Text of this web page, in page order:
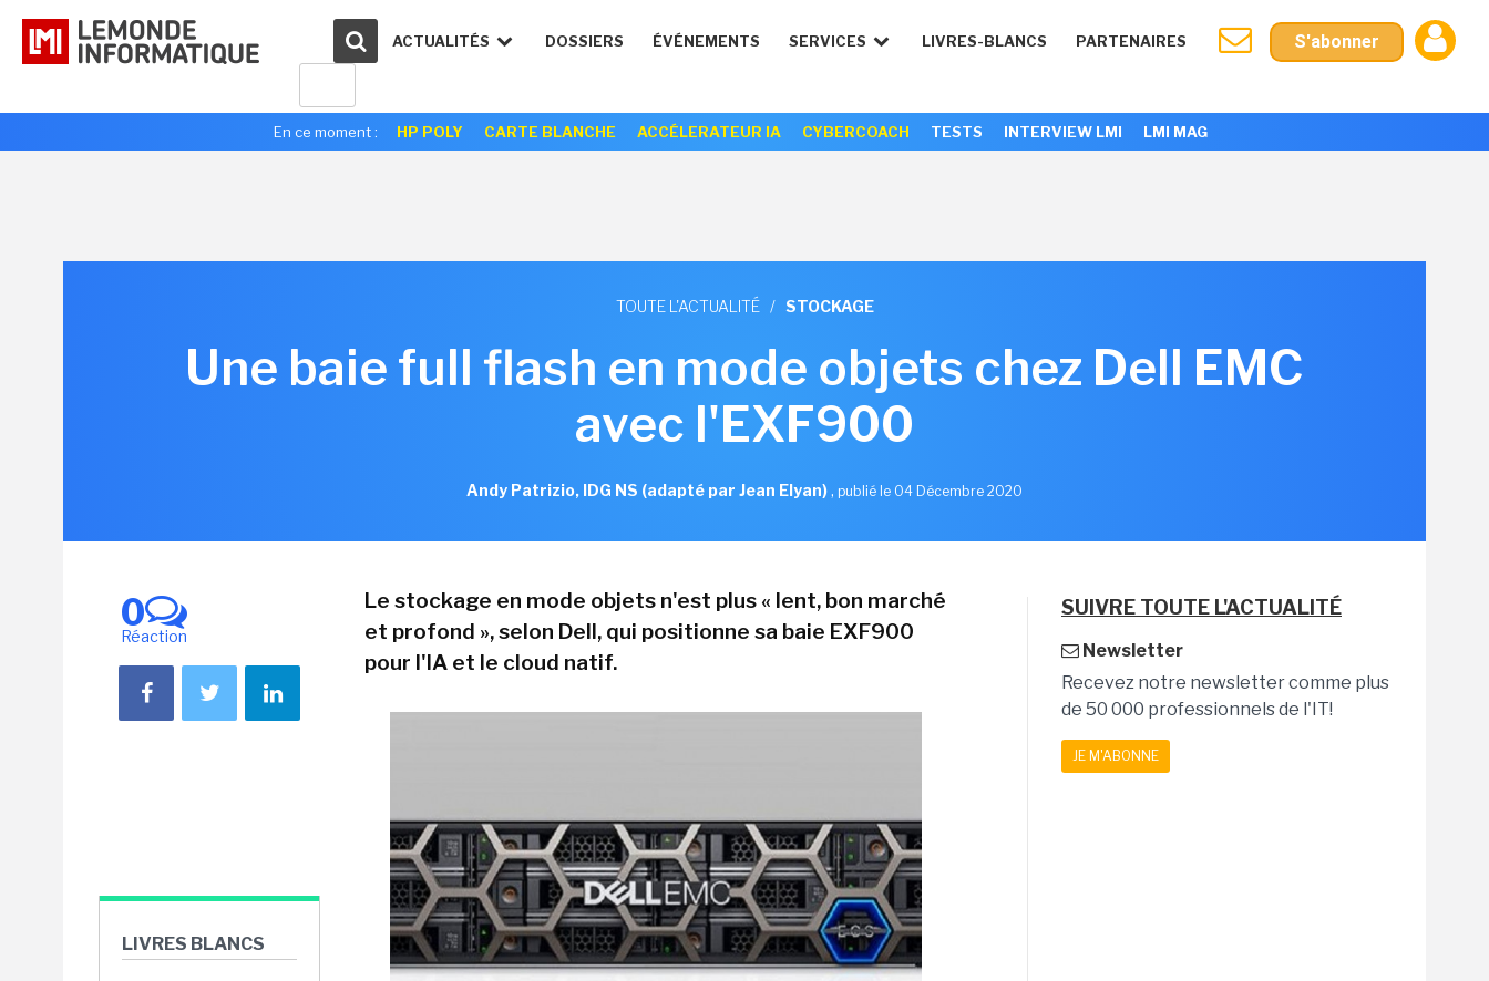
ACTUALITÉS DOSSIERS ÉVÉNEMENTS SERVICES LIVRES-BLANCS PARTENAIRES S'abonner
En ce moment : HP POLY CARTE BLANCHE ACCÉLERATEUR IA CYBERCOACH TESTS INTERVIEW LMI LMI MAG
TOUTE L'ACTUALITÉ / STOCKAGE
Une baie full flash en mode objets chez Dell EMC
avec l'EXF900
Andy Patrizio, IDG NS (adapté par Jean Elyan), publié le 04 Décembre 2020
0
Réaction
LIVRES BLANCS
Le stockage en mode objets n'est plus « lent, bon marché
et profond », selon Dell, qui positionne sa baie EXF900
pour l'IA et le cloud natif.
SUIVRE TOUTE L'ACTUALITÉ
Newsletter
Recevez notre newsletter comme plus
de 50 000 professionnels de l'IT!
JE M'ABONNE